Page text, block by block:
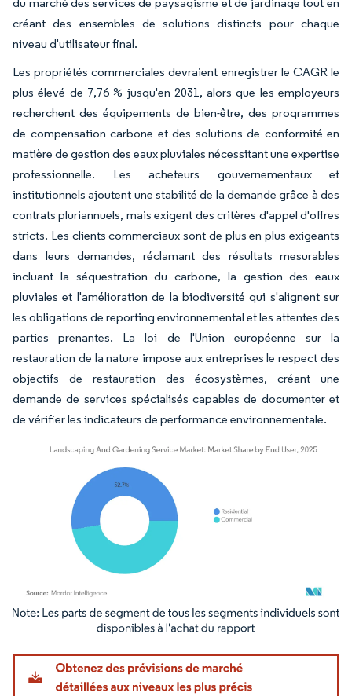
créant des ensembles de solutions distincts pour chaque
niveau d'utilisateur final.
Les propriétés commerciales devraient enregistrer le CAGR le
plus élevé de 7,76 % jusqu'en 2031, alors que les employeurs
recherchent des équipements de bien-être, des programmes
de compensation carbone et des solutions de conformité en
matière de gestion des eaux pluviales nécessitant une expertise
professionnelle. Les acheteurs gouvernementaux et
institutionnels ajoutent une stabilité de la demande grâce à des
contrats pluriannuels, mais exigent des critères d'appel d'offres
stricts. Les clients commerciaux sont de plus en plus exigeants
dans leurs demandes, réclamant des résultats mesurables
incluant la séquestration du carbone, la gestion des eaux
pluviales et l'amélioration de la biodiversité qui s'alignent sur
les obligations de reporting environnemental et les attentes des
parties prenantes. La loi de l'Union européenne sur la
restauration de la nature impose aux entreprises le respect des
objectifs de restauration des écosystèmes, créant une
demande de services spécialisés capables de documenter et
de vérifier les indicateurs de performance environnementale.
Image © Mordor Intelligence. La réutilisation nécessite une attribution sous CC BY